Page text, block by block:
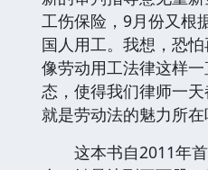
工伤保险，9月份又根
国人用工。我想，恐
像劳动用工法律这样
态，使得我们律师一
就是劳动法的魅力所在
这本书自2011年首